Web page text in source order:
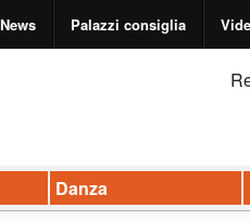
News Palazzi consiglia
Danza